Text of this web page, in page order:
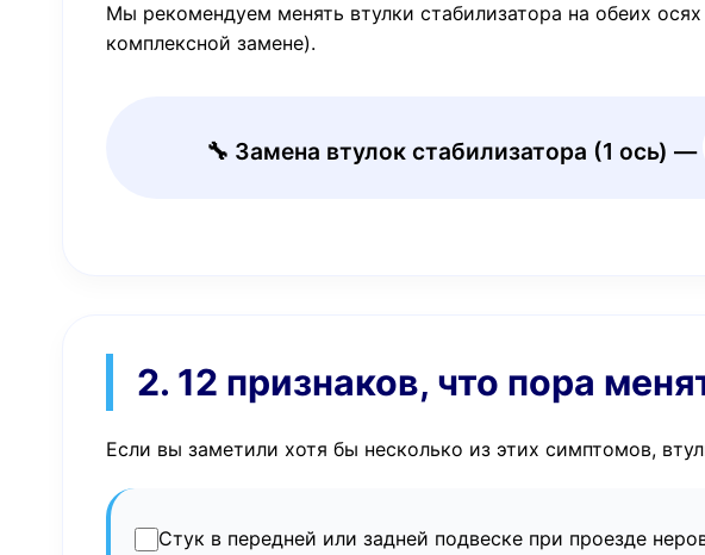
Мы рекомендуем менять втулки стабилизатора на обеих
комплексной замене).
🔧 Замена втулок стабилизатора (1 ось) —
2. 12 признаков, что пора
Если вы заметили хотя бы несколько из этих симптомов,
Стук в передней или задней подвеске при проезде